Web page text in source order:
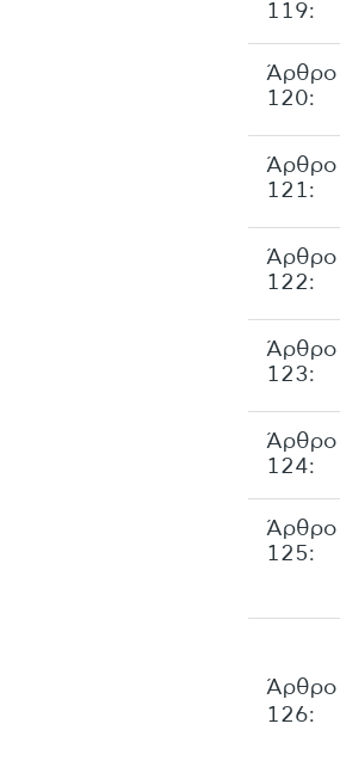
119:
Άρθρο
120:
Άρθρο
121:
Άρθρο
122:
Άρθρο
123:
Άρθρο
124:
Άρθρο
125:
Άρθρο
126: